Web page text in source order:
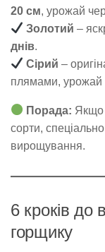
20 см, урожай
Золотий –
днів.
Сірий –
плямами, урожай
Порада: Якщо
сорти,
вирощування.
6 кроків до
горщику